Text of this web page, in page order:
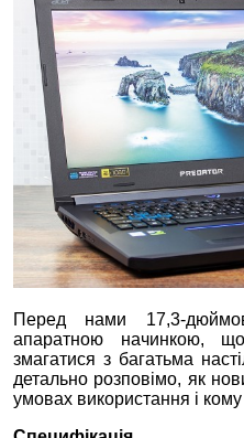
Перед нами 17,3-
апаратною начинкою,
змагатися з багатьма
детально розповімо, як
умовах використання і